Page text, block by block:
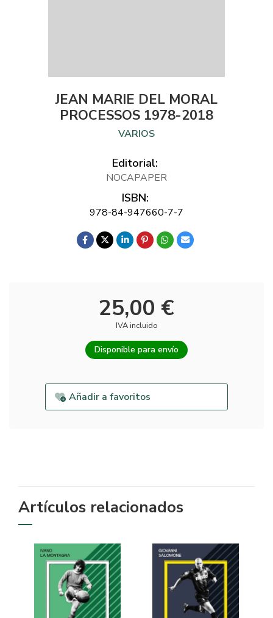
JEAN MARIE DEL MORAL
PROCESSOS 1978-2018
VARIOS
Editorial:
NOCAPAPER
ISBN:
978-84-947660-7-7
25,00 €
IVA incluido
Disponible para envío
Añadir a favoritos
Artículos relacionados